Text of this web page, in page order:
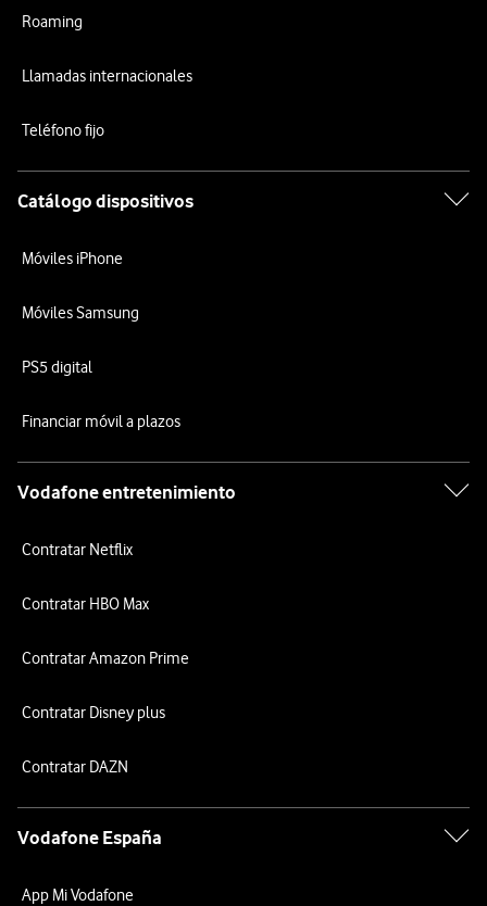
Roaming
Llamadas internacionales
Teléfono fijo
Catálogo dispositivos
Móviles iPhone
Móviles Samsung
PS5 digital
Financiar móvil a plazos
Vodafone entretenimiento
Contratar Netflix
Contratar HBO Max
Contratar Amazon Prime
Contratar Disney plus
Contratar DAZN
Vodafone España
App Mi Vodafone